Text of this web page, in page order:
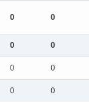
0 0
0 0
0 0
0 0